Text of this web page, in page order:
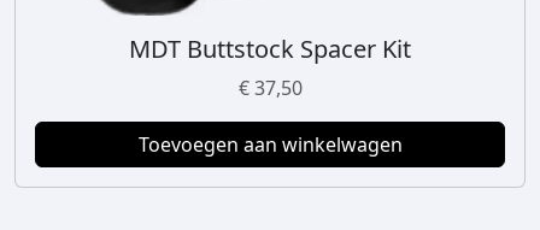
MDT Buttstock Spacer Kit
€37,50
Toevoegen aan winkelwagen